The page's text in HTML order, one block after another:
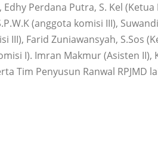
Perdana Putra, S. Kel (Ketua
(anggota komisi III),
III), Farid Zuniawansyah, S.Sos
I). Imran Makmur (Asisten II),
Tim Penyusun Ranwal RPJMD